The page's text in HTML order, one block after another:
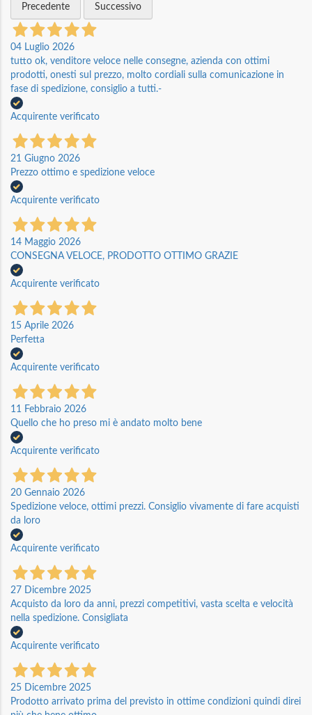
Precedente
Successivo
04 Luglio 2026
tutto ok, venditore veloce nelle consegne, azienda con ottimi
prodotti, onesti sul prezzo, molto cordiali sulla comunicazione in
fase di spedizione, consiglio a tutti.-
Acquirente verificato
21 Giugno 2026
Prezzo ottimo e spedizione veloce
Acquirente verificato
14 Maggio 2026
CONSEGNA VELOCE, PRODOTTO OTTIMO GRAZIE
Acquirente verificato
15 Aprile 2026
Perfetta
Acquirente verificato
11 Febbraio 2026
Quello che ho preso mi è andato molto bene
Acquirente verificato
20 Gennaio 2026
Spedizione veloce, ottimi prezzi. Consiglio vivamente di fare acquisti
da loro
Acquirente verificato
27 Dicembre 2025
Acquisto da loro da anni, prezzi competitivi, vasta scelta e velocità
nella spedizione. Consigliata
Acquirente verificato
25 Dicembre 2025
Prodotto arrivato prima del previsto in ottime condizioni quindi direi